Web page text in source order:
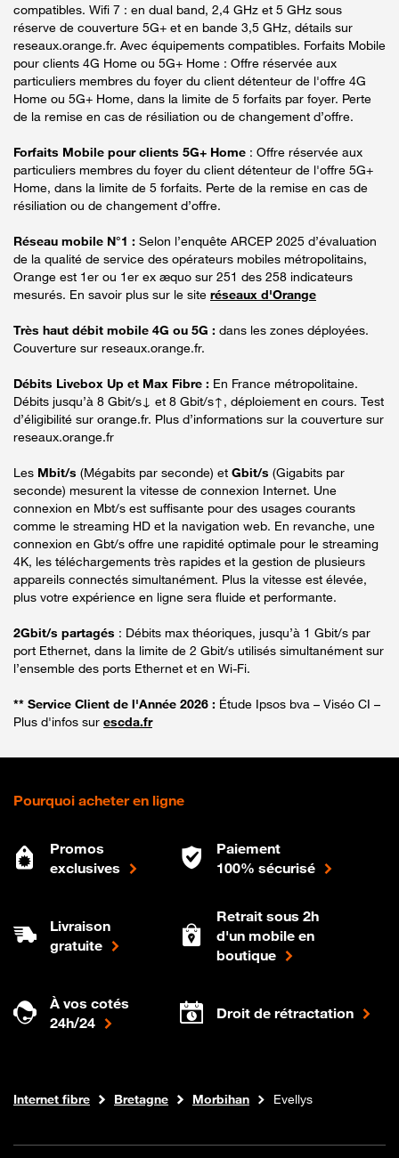
compatibles. Wifi 7 : en dual band, 2,4 GHz et 5 GHz sous
réserve de couverture 5G+ et en bande 3,5 GHz, détails sur
reseaux.orange.fr. Avec équipements compatibles. Forfaits Mobile
pour clients 4G Home ou 5G+ Home : Offre réservée aux
particuliers membres du foyer du client détenteur de l'offre 4G
Home ou 5G+ Home, dans la limite de 5 forfaits par foyer. Perte
de la remise en cas de résiliation ou de changement d’offre.
Forfaits Mobile pour clients 5G+ Home : Offre réservée aux
particuliers membres du foyer du client détenteur de l'offre 5G+
Home, dans la limite de 5 forfaits. Perte de la remise en cas de
résiliation ou de changement d’offre.
Réseau mobile N°1 : Selon l’enquête ARCEP 2025 d’évaluation
de la qualité de service des opérateurs mobiles métropolitains,
Orange est 1er ou 1er ex æquo sur 251 des 258 indicateurs
mesurés. En savoir plus sur le site réseaux d'Orange
Très haut débit mobile 4G ou 5G : dans les zones déployées.
Couverture sur reseaux.orange.fr.
Débits Livebox Up et Max Fibre : En France métropolitaine.
Débits jusqu’à 8 Gbit/s↓ et 8 Gbit/s↑, déploiement en cours. Test
d’éligibilité sur orange.fr. Plus d’informations sur la couverture sur
reseaux.orange.fr
Les Mbit/s (Mégabits par seconde) et Gbit/s (Gigabits par
seconde) mesurent la vitesse de connexion Internet. Une
connexion en Mbt/s est suffisante pour des usages courants
comme le streaming HD et la navigation web. En revanche, une
connexion en Gbt/s offre une rapidité optimale pour le streaming
4K, les téléchargements très rapides et la gestion de plusieurs
appareils connectés simultanément. Plus la vitesse est élevée,
plus votre expérience en ligne sera fluide et performante.
2Gbit/s partagés : Débits max théoriques, jusqu’à 1 Gbit/s par
port Ethernet, dans la limite de 2 Gbit/s utilisés simultanément sur
l’ensemble des ports Ethernet et en Wi-Fi.
** Service Client de l'Année 2026 : Étude Ipsos bva – Viséo CI –
Plus d'infos sur escda.fr
Pourquoi acheter en ligne
Promos
exclusives
Paiement
100% sécurisé
Livraison
gratuite
Retrait sous 2h
d'un mobile en
boutique
À vos cotés
24h/24
Droit de rétractation
Boutique Orange
Internet fibre Bretagne Morbihan Evellys